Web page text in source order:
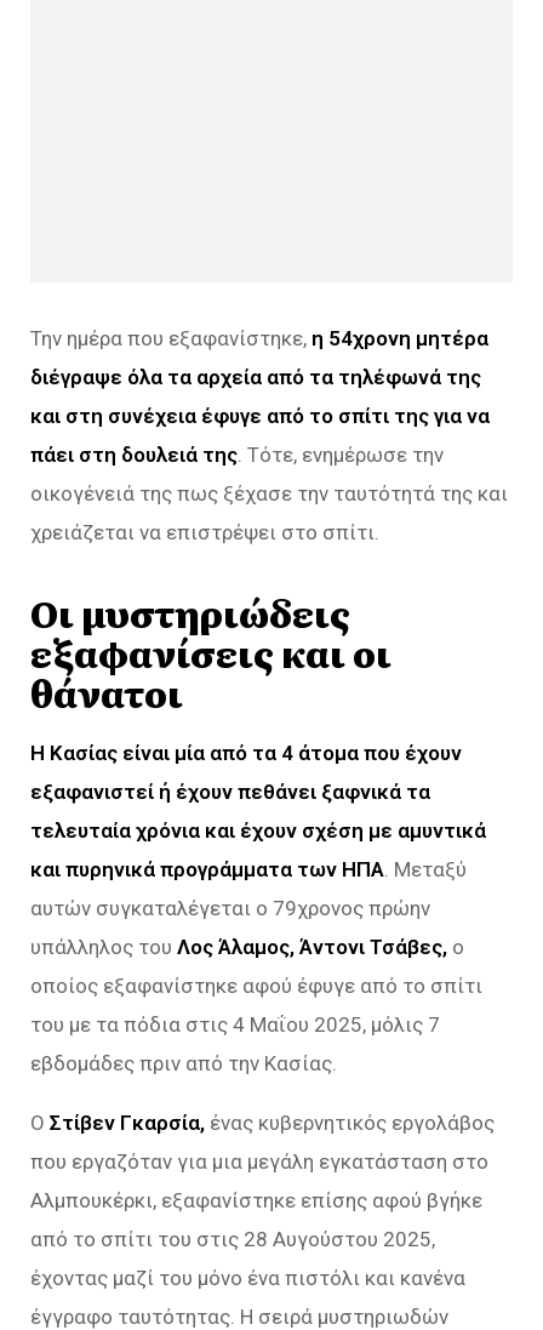
Την ημέρα που εξαφανίστηκε, η 54χρονη μητέρα
διέγραψε όλα τα αρχεία από τα τηλέφωνά της
και στη συνέχεια έφυγε από το σπίτι της για να
πάει στη δουλειά της. Τότε, ενημέρωσε την
οικογένειά της πως ξέχασε την ταυτότητά της και
χρειάζεται να επιστρέψει στο σπίτι.
Οι μυστηριώδεις
εξαφανίσεις και οι
θάνατοι
Η Κασίας είναι μία από τα 4 άτομα που έχουν
εξαφανιστεί ή έχουν πεθάνει ξαφνικά τα
τελευταία χρόνια και έχουν σχέση με αμυντικά
και πυρηνικά προγράμματα των ΗΠΑ . Μεταξύ
αυτών συγκαταλέγεται ο 79χρονος πρώην
υπάλληλος του Λος Άλαμος, Άντονι Τσάβες, ο
οποίος εξαφανίστηκε αφού έφυγε από το σπίτι
του με τα πόδια στις 4 Μαΐου 2025, μόλις 7
εβδομάδες πριν από την Κασίας.
Ο Στίβεν Γκαρσία, ένας κυβερνητικός εργολάβος
που εργαζόταν για μια μεγάλη εγκατάσταση στο
Αλμπουκέρκι, εξαφανίστηκε επίσης αφού βγήκε
από το σπίτι του στις 28 Αυγούστου 2025,
έχοντας μαζί του μόνο ένα πιστόλι και κανένα
έγγραφο ταυτότητας. Η σειρά μυστηριωδών